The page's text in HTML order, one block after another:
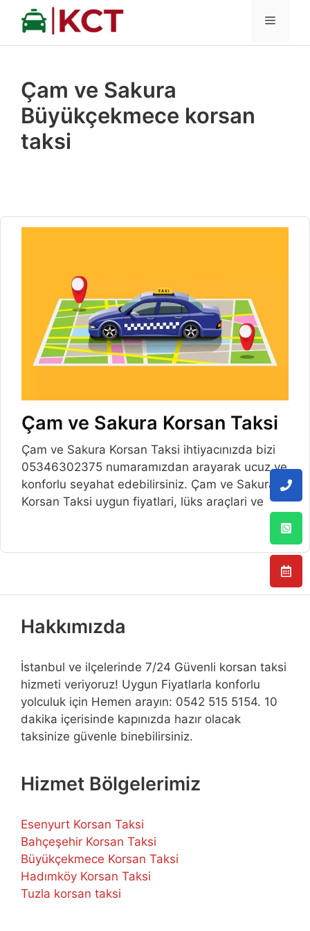
İçeriğe
MENÜ
Çam ve Sakura
Büyükçekmece korsan
taksi
Çam ve Sakura Korsan Taksi
Çam ve Sakura Korsan Taksi ihtiyacınızda bizi
05346302375 numaramızdan arayarak ucuz ve
konforlu seyahat edebilirsiniz. Çam ve Sakura
Korsan Taksi uygun fiyatlari, lüks araçlari ve
Hakkımızda
İstanbul ve ilçelerinde 7/24 Güvenli korsan taksi
hizmeti veriyoruz! Uygun Fiyatlarla konforlu
yolculuk için Hemen arayın: 0542 515 5154. 10
dakika içerisinde kapınızda hazır olacak
taksinize güvenle binebilirsiniz.
Hizmet Bölgelerimiz
Esenyurt Korsan Taksi
Bahçeşehir Korsan Taksi
Büyükçekmece Korsan Taksi
Hadımköy Korsan Taksi
Tuzla korsan taksi